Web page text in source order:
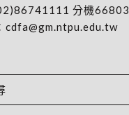
分機66803
cdfa@gm.ntpu.edu.tw